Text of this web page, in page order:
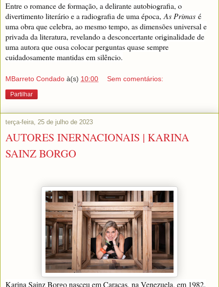
Entre o romance de formação, a delirante autobiografia, o
divertimento literário e a radiografia de uma época,As Primas é
uma obra que celebra, ao mesmo tempo, as dimensões universal e
privada da literatura, revelando a desconcertante originalidade de
uma autora que ousa colocar perguntas quase sempre
cuidadosamente mantidas em silêncio.
MBarreto Condado à(s) 10:00 Sem comentários:
Partilhar
terça-feira, 25 de julho de 2023
AUTORES INERNACIONAIS | KARINA
SAINZ BORGO
Karina Sainz Borgo nasceu em Caracas, na Venezuela, em 1982.